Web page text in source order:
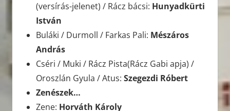
(versírás-jelenet) / Rácz bácsi: Hunyadkürti
István
Buláki / Durmoll / Farkas Pali: Mészáros
András
Cséri / Muki / Rácz Pista(Rácz Gabi apja) /
Oroszlán Gyula / Atus: Szegezdi Róbert
Zenészek…
Zene: Horváth Károly